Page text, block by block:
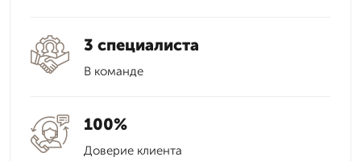
3 специалиста
В команде
100%
Доверие клиента